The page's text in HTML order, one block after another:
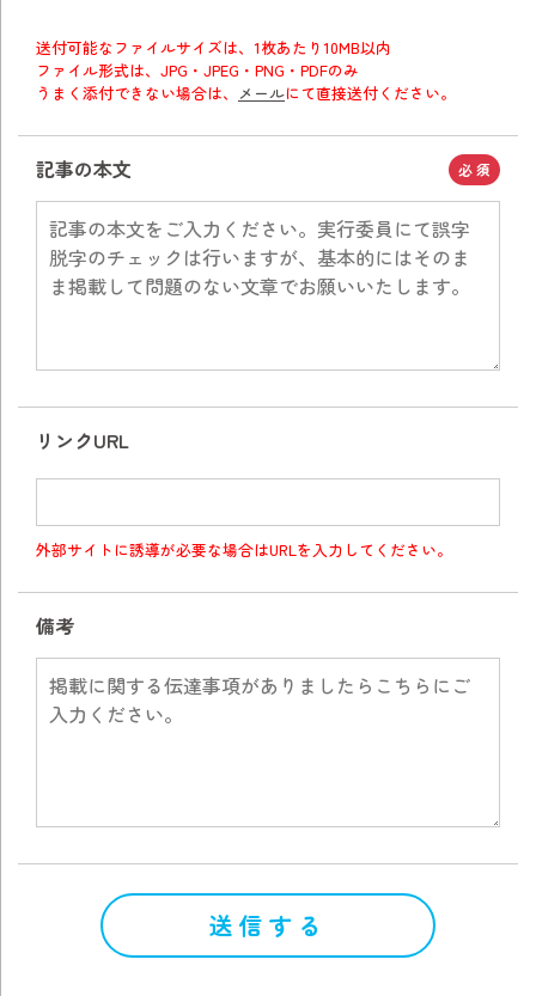
送付可能なファイルサイズは、1枚あたり10MB以内
ファイル形式は、JPG・JPEG・PNG・PDFのみ
うまく添付できない場合は、 メールにて直接送付ください。
記事の本文 必須
リンクURL
外部サイトに誘導が必要な場合はURLを入力してください。
備考